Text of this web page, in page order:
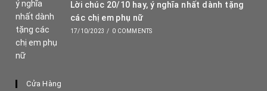
Lời chúc 20/10 hay, ý nghĩa nhất dành tặng
các chị em phụ nữ
17/10/2023 / 0 COMMENTS
Cửa Hàng